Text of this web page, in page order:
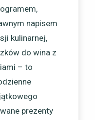
napisem
kulinarnej,
do wina z
– to
prezenty